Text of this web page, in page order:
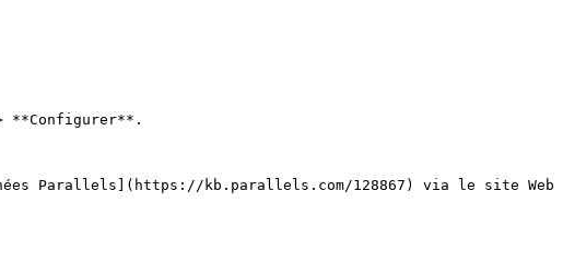
Parallels](https://kb.parallels.com/128867) via le site Web